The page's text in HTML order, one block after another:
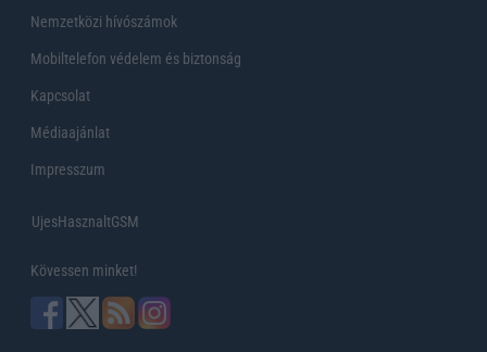
Nemzetközi hívószámok
Mobiltelefon védelem és biztonság
Kapcsolat
Médiaajánlat
Impresszum
UjesHasznaltGSM
Kövessen minket!